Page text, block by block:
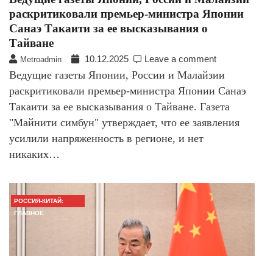
раскритиковали премьер-министра Японии
Санаэ Такаити за ее высказывания о
Тайване
Metroadmin 10.12.2025 Leave a comment
Ведущие газеты Японии, России и Малайзии
раскритиковали премьер-министра Японии Санаэ
Такаити за ее высказывания о Тайване. Газета
"Майнити симбун" утверждает, что ее заявления
усилили напряженность в регионе, и нет
никаких…
РОССИЯ-КИТАЙ:
ГЛАВНОЕ